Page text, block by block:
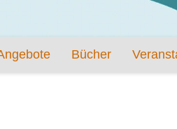
Bücher